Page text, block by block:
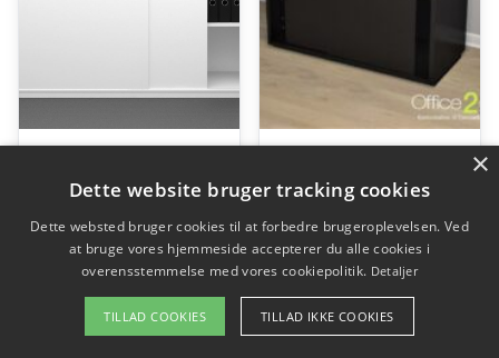
Choice 2×3 rum skydedørsskab – 160 cm bred
kr.3.618,00
Gå til shop
Jive skydedørsskab – 4 rum – 78 cm bred
kr.3.332,00
Gå til shop
×
Dette website bruger tracking cookies
Dette websted bruger cookies til at forbedre brugeroplevelsen. Ved
at bruge vores hjemmeside accepterer du alle cookies i
overensstemmelse med vores cookiepolitik. Detaljer
TILLAD COOKIES TILLAD IKKE COOKIES